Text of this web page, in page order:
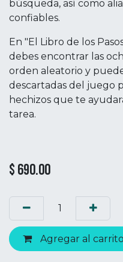
búsqueda, así como
confiables.
En "El Libro de los
debes encontrar las
orden aleatorio y
descartadas del juego
hechizos que te
tarea.
$690.00
Agregar al carrito